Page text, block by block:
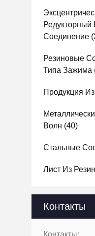
Редукторный
Соединение
Резиновые
Типа Зажима
Продукция
Волн (40)
Стальные
Лист Из
Контакты
Контакты: